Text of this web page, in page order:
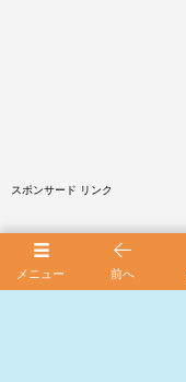
スポンサード リンク
メニュー 前へ